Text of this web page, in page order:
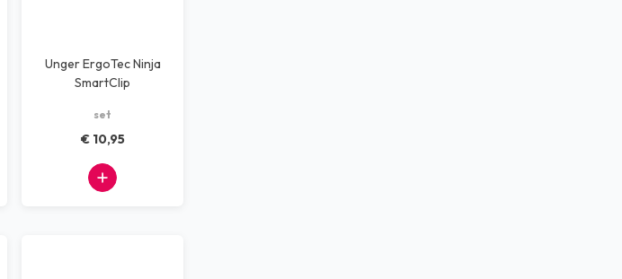
Unger ErgoTec Ninja
SmartClip
set
€ 10,95